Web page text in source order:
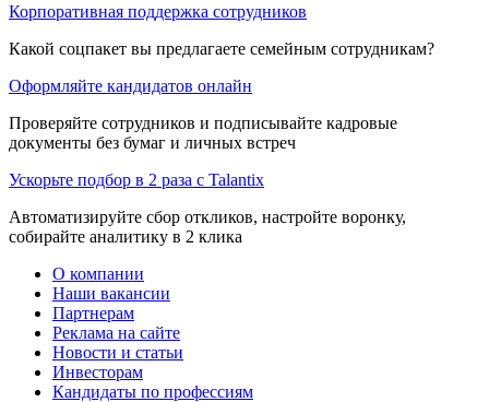
Корпоративная поддержка сотрудников
Какой соцпакет вы предлагаете семейным сотрудникам?
Оформляйте кандидатов онлайн
Проверяйте сотрудников и подписывайте кадровые
документы без бумаг и личных встреч
Ускорьте подбор в 2 раза с Talantix
Автоматизируйте сбор откликов, настройте воронку,
собирайте аналитику в 2 клика
О компании
Наши вакансии
Партнерам
Реклама на сайте
Новости и статьи
Инвесторам
Кандидаты по профессиям